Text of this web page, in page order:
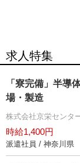
求人特集
「寮完備」半導
場・製造
株式会社京栄センタ
時給1,400円
派遣社員 / 神奈川県